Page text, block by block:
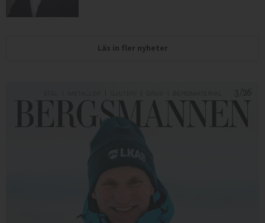
Läs in fler nyheter